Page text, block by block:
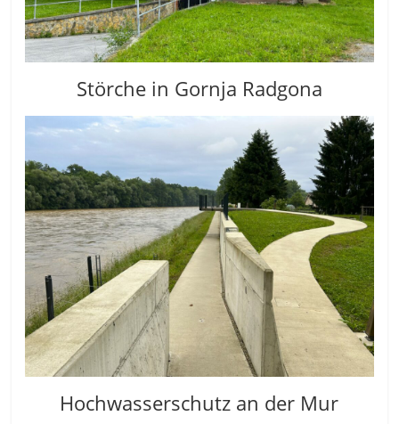
Störche in Gornja Radgona
Hochwasserschutz an der Mur